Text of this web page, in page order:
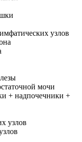
узлов
мочи
+ надпочечники +
узлов